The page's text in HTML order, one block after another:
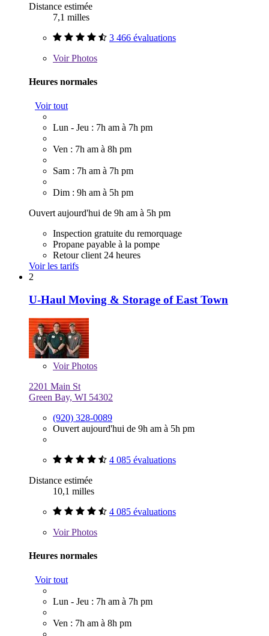
Distance estimée
7,1 milles
3 466 évaluations
VoirPhotos
Heures normales
Voir tout
Lun - Jeu : 7h am à 7h pm
Ven : 7h am à 8h pm
Sam : 7h am à 7h pm
Dim : 9h am à 5h pm
Ouvert aujourd'hui de 9h am à 5h pm
Inspection gratuite du remorquage
Propane payable à la pompe
Retour client 24 heures
Voir les tarifs
2
U-Haul Moving & Storage of East Town
VoirPhotos
2201 Main St
Green Bay, WI 54302
(920) 328-0089
Ouvert aujourd'hui de 9h am à 5h pm
4 085 évaluations
Distance estimée
10,1 milles
4 085 évaluations
VoirPhotos
Heures normales
Voir tout
Lun - Jeu : 7h am à 7h pm
Ven : 7h am à 8h pm